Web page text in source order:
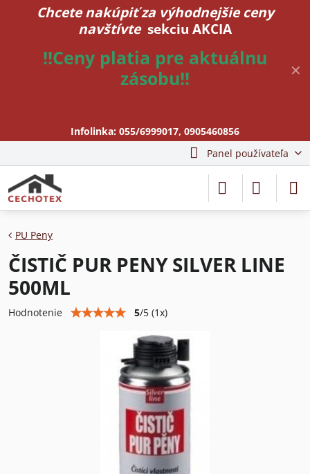
✕
Chcete nakúpiť za výhodnejšie ceny
navštívte sekciu AKCIA
!!Ceny platia pre aktuálnu
zásobu!!
Infolinka: 055/6999017, 0905460856
Panel používateľa
PU Peny
ČISTIČ PUR PENY SILVER LINE
500ML
Hodnotenie 5/5 (1x)